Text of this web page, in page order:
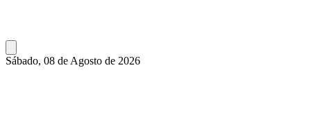
Sábado, 08 de Agosto de 2026